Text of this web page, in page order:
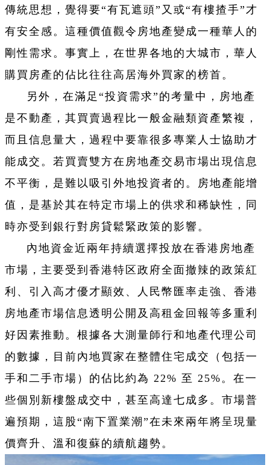
傳統思想，覺得要“有瓦遮頭”又或“有樓揸手”才
有安全感。這種價值觀令房地產變成一種華人的
剛性需求。事實上，在世界各地的大城市，華人
購買房產的佔比往往高居海外買家的榜首。
另外，在滿足“投資需求”的考量中，房地產
是不動產，其買賣過程比一般金融類資產繁複，
而且信息量大，過程中要靠很多專業人士協助才
能成交。若買賣雙方在房地產交易市場出現信息
不平衡，是難以吸引外地投資者的。房地產能增
值，是基於其在特定市場上的供求和稀缺性，同
時亦受到銀行對房貸鬆緊政策的影響。
內地資金近兩年持續選擇投放在香港房地產
市場，主要受到香港特区政府全面撤辣的政策紅
利、引入高才優才顯效、人民幣匯率走強、香港
房地產市場信息透明公開及高租金回報等多重利
好因素推動。根據各大測量師行和地產代理公司
的數據，目前內地買家在整體住宅成交（包括一
手和二手市場）的佔比約為 22% 至 25%。在一
些個別新樓盤成交中，甚至高達七成多。市場普
遍預期，這股“南下置業潮”在未來兩年將呈現量
價齊升、溫和復蘇的續航趨勢。